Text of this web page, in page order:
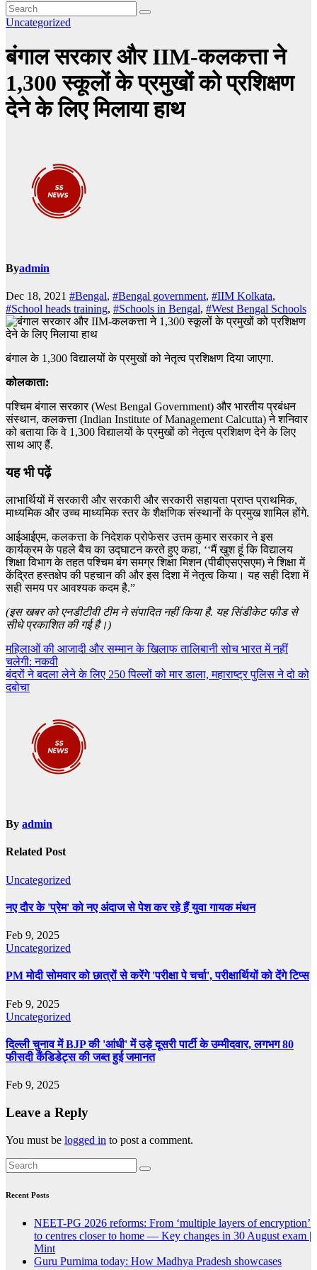
Uncategorized
बंगाल सरकार और IIM-कलकत्ता ने
1,300 स्‍कूलों के प्रमुखों को प्रशिक्षण
देने के लिए मिलाया हाथ
Byadmin
Dec 18, 2021 #Bengal, #Bengal government, #IIM Kolkata,
#School heads training, #Schools in Bengal, #West Bengal Schools
बंगाल के 1,300 विद्यालयों के प्रमुखों को नेतृत्व प्रशिक्षण दिया जाएगा.
कोलकाता:
पश्चिम बंगाल सरकार (West Bengal Government) और भारतीय प्रबंधन
संस्थान, कलकत्ता (Indian Institute of Management Calcutta) ने शनिवार
को बताया कि वे 1,300 विद्यालयों के प्रमुखों को नेतृत्व प्रशिक्षण देने के लिए
साथ आए हैं.
यह भी पढ़ें
लाभार्थियों में सरकारी और सरकारी और सरकारी सहायता प्राप्त प्राथमिक,
माध्यमिक और उच्च माध्यमिक स्तर के शैक्षणिक संस्थानों के प्रमुख शामिल होंगे.
आईआईएम, कलकत्ता के निदेशक प्रोफेसर उत्तम कुमार सरकार ने इस
कार्यक्रम के पहले बैच का उद्घाटन करते हुए कहा, ‘‘मैं खुश हूं कि विद्यालय
शिक्षा विभाग के तहत पश्चिम बंग समग्र शिक्षा मिशन (पीबीएसएसएम) ने शिक्षा में
केंद्रित हस्तक्षेप की पहचान की और इस दिशा में नेतृत्व किया। यह सही दिशा में
सही समय पर आवश्यक कदम है.”
(इस खबर को एनडीटीवी टीम ने संपादित नहीं किया है. यह सिंडीकेट फीड से
सीधे प्रकाशित की गई है।)
Post
navigation
महिलाओं की आजादी और सम्मान के खिलाफ तालिबानी सोच भारत में नहीं
चलेगी: नकवी
बंदरों ने बदला लेने के लिए 250 पिल्लों को मार डाला, महाराष्ट्र पुलिस ने दो को
दबोचा
By admin
Related Post
Uncategorized
नए दौर के 'प्रेम' को नए अंदाज से पेश कर रहे हैं युवा गायक मंथन
Feb 9, 2025
Uncategorized
PM मोदी सोमवार को छात्रों से करेंगे 'परीक्षा पे चर्चा', परीक्षार्थियों को देंगे टिप्स
Feb 9, 2025
Uncategorized
दिल्ली चुनाव में BJP की 'आंधी' में उड़े दूसरी पार्टी के उम्मीदवार, लगभग 80
फीसदी कैंडिडेट्स की जब्त हुई जमानत
Feb 9, 2025
Leave a Reply
You must be logged in to post a comment.
Recent Posts
NEET-PG 2026 reforms: From ‘multiple layers of encryption’
to centres closer to home — Key changes in 30 August exam |
Mint
Guru Purnima today: How Madhya Pradesh showcases